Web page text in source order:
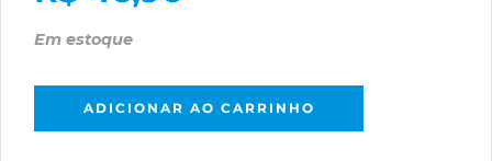
Em estoque
ADICIONAR AO CARRINHO